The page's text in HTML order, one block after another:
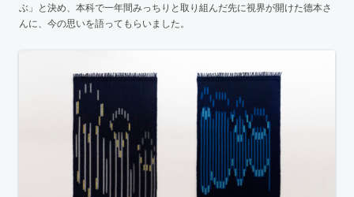
ぶ」と決め、本科で一年間みっちりと取り組んだ先に視界が開けた德本さ
んに、今の思いを語ってもらいました。